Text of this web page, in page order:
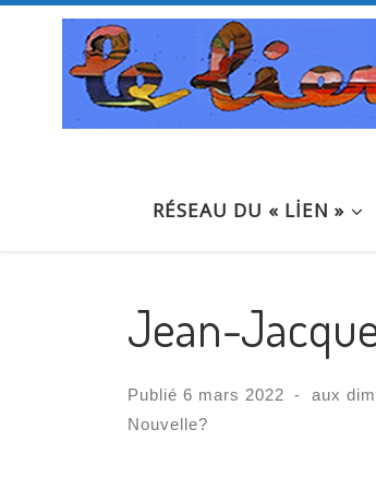
Passer au contenu
RÉSEAU DU « LİEN »
Jean-
Publié 6 mars 2022 - aux
Nouvelle?